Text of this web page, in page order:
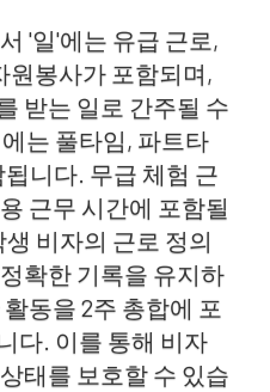
'일'에는 유급 근로,
원봉사가 포함되며,
받는 일로 간주될 수
는 풀타임, 파트타
니다. 무급 체험 근
근무 시간에 포함될
비자의 근로 정의
확한 기록을 유지하
동을 2주 총합에 포
다. 이를 통해 비자
태를 보호할 수 있습